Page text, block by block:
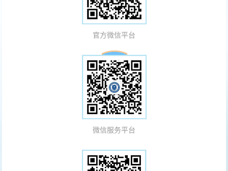
官方微信平台
微信服务平台